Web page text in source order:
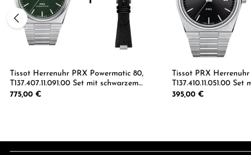
Tissot Herrenuhr PRX Powermatic 80,
T137.407.11.091.00 Set mit schwarzem
Lederarmband
Regulärer Preis:
775,00 €
Produkt Anzahl: Gib den gewünschten
Tissot PRX
T137.410.11.051.00
Lederband
Regulärer Preis:
395,00 €
Produkt